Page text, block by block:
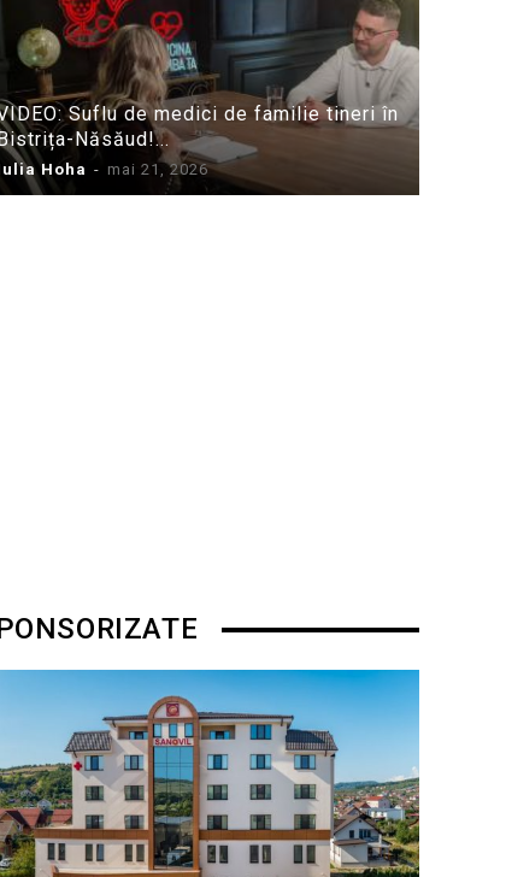
Suflu de medici de familie tineri în
Năsăud!...
Hoha - mai 21, 2026